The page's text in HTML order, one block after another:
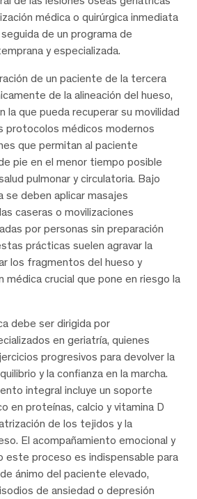
médica o quirúrgica inmediata
de un programa de
y especializada.
de un paciente de la tercera
de la alineación del hueso,
la que pueda recuperar su movilidad
protocolos médicos modernos
que permitan al paciente
pie en el menor tiempo posible
pulmonar y circulatoria. Bajo
se deben aplicar masajes
caseras o movilizaciones
por personas sin preparación
prácticas suelen agravar la
los fragmentos del hueso y
médica crucial que pone en riesgo la
debe ser dirigida por
en geriatría, quienes
progresivos para devolver la
y la confianza en la marcha.
integral incluye un soporte
en proteínas, calcio y vitamina D
de los tejidos y la
El acompañamiento emocional y
este proceso es indispensable para
ánimo del paciente elevado,
de ansiedad o depresión